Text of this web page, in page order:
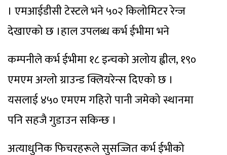
। एमआईडीसी टेस्टले भने ५०२ किलोमिटर रेन्ज
देखाएको छ ।हाल उपलब्ध कर्भ ईभीमा भने
कम्पनीले कर्भ ईभीमा १८ इन्चको अलोय ह्वील, १९०
एमएम अग्लो ग्राउन्ड क्लियरेन्स दिएको छ ।
यसलाई ४५० एमएम गहिरो पानी जमेको स्थानमा
पनि सहजै गुडाउन सकिन्छ ।
अत्याधुनिक फिचरहरूले सुसज्जित कर्भ ईभीको